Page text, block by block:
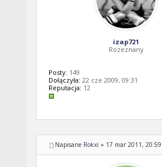
izap721
Rozeznany
Posty: 149
Dołączyła: 22 cze 2009, 09:31
Reputacja: 12
Napisane Rokxi » 17 mar 2011, 20:59